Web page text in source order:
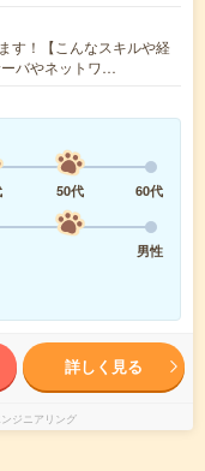
す！【こんなスキルや経
バやネットワ…
50代
60代
男性
詳しく見る
ジニアリング